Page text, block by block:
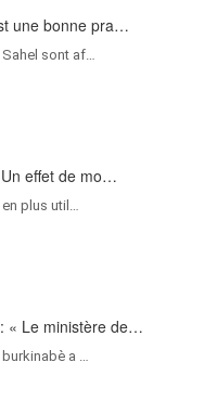
une bonne pra…
sont af…
effet de mo…
plus util…
« Le ministère de…
burkinabè a …